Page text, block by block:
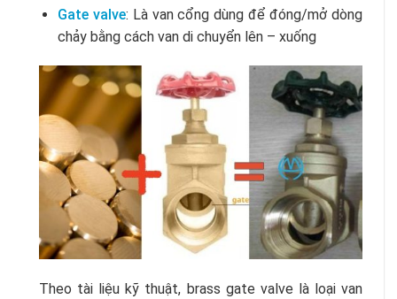
Gate valve: Là van cổng dùng để đóng/mở dòng
chảy bằng cách van di chuyển lên – xuống
Theo tài liệu kỹ thuật, brass gate valve là loại van